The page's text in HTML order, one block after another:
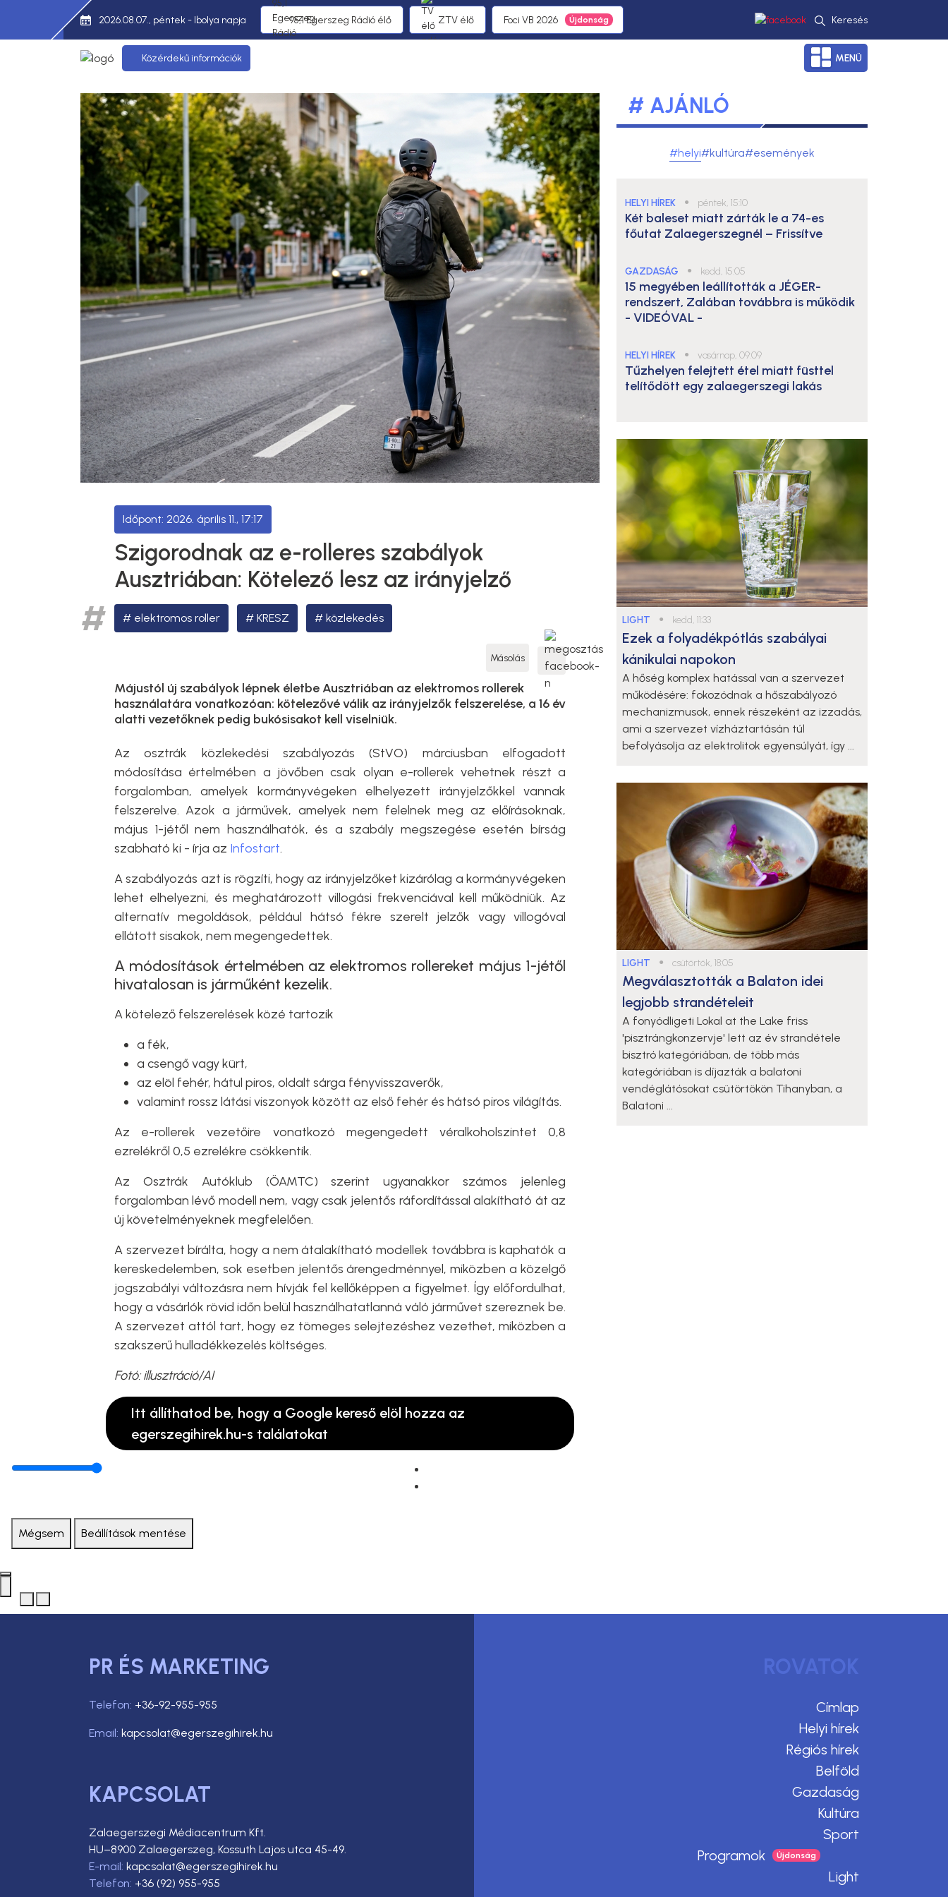
2026.08.07., péntek - Ibolya napja 95,1 Egerszeg Rádió élő ZTV élő Foci VB 2026 Keresés
Közérdekű információk MENÜ
2026. április 11., 17:17
Szigorodnak az e-rolleres szabályok
Ausztriában: Kötelező lesz az irányjelző
elektromos roller KRESZ közlekedés
Másolás
Májustól új szabályok lépnek életbe Ausztriában az elektromos rollerek
használatára vonatkozóan: kötelezővé válik az irányjelzők felszerelése, a 16 év
alatti vezetőknek pedig bukósisakot kell viselniük.
Az osztrák közlekedési szabályozás (StVO) márciusban elfogadott
módosítása értelmében a jövőben csak olyan e-rollerek vehetnek részt a
forgalomban, amelyek kormányvégeken elhelyezett irányjelzőkkel vannak
felszerelve. Azok a járművek, amelyek nem felelnek meg az előírásoknak,
május 1-jétől nem használhatók, és a szabály megszegése esetén bírság
szabható ki - írja az Infostart.
A szabályozás azt is rögzíti, hogy az irányjelzőket kizárólag a kormányvégeken
lehet elhelyezni, és meghatározott villogási frekvenciával kell működniük. Az
alternatív megoldások, például hátsó fékre szerelt jelzők vagy villogóval
ellátott sisakok, nem megengedettek.
A módosítások értelmében az elektromos rollereket május 1-jétől
hivatalosan is járműként kezelik.
A kötelező felszerelések közé tartozik
a fék,
a csengő vagy kürt,
az elöl fehér, hátul piros, oldalt sárga fényvisszaverők,
valamint rossz látási viszonyok között az első fehér és hátsó piros világítás.
Az e-rollerek vezetőire vonatkozó megengedett véralkoholszintet 0,8
ezrelékről 0,5 ezrelékre csökkentik.
Az Osztrák Autóklub (ÖAMTC) szerint ugyanakkor számos jelenleg
forgalomban lévő modell nem, vagy csak jelentős ráfordítással alakítható át az
új követelményeknek megfelelően.
A szervezet bírálta, hogy a nem átalakítható modellek továbbra is kaphatók a
kereskedelemben, sok esetben jelentős árengedménnyel, miközben a közelgő
jogszabályi változásra nem hívják fel kellőképpen a figyelmet. Így előfordulhat,
hogy a vásárlók rövid időn belül használhatatlanná váló járművet szereznek be.
A szervezet attól tart, hogy ez tömeges selejtezéshez vezethet, miközben a
szakszerű hulladékkezelés költséges.
Fotó: illusztráció/AI
Itt állíthatod be, hogy a Google kereső elöl hozza az
egerszegihirek.hu-s találatokat
# AJÁNLÓ
#helyi#kultúra#események
HELYI HÍREK ● péntek, 15:10
Két baleset miatt zárták le a 74-es
főutat Zalaegerszegnél – Frissítve
GAZDASÁG ● kedd, 15:05
15 megyében leállították a JÉGER-
rendszert, Zalában továbbra is működik
- VIDEÓVAL -
HELYI HÍREK ● vasárnap, 09:09
Tűzhelyen felejtett étel miatt füsttel
telítődött egy zalaegerszegi lakás
LIGHT ● kedd, 11:33
Ezek a folyadékpótlás szabályai
kánikulai napokon
A hőség komplex hatással van a szervezet
működésére: fokozódnak a hőszabályozó
mechanizmusok, ennek részeként az izzadás,
ami a szervezet vízháztartásán túl
befolyásolja az elektrolitok egyensúlyát, így ...
LIGHT ● csütörtök, 18:05
Megválasztották a Balaton idei
legjobb strandételeit
A fonyódligeti Lokal at the Lake friss
'pisztrángkonzervje' lett az év strandétele
bisztró kategóriában, de több más
kategóriában is díjazták a balatoni
vendéglátósokat csütörtökön Tihanyban, a
Balatoni ...
Mégsem Beállítások mentése
PR ÉS MARKETING
Telefon: +36-92-955-955
Email: kapcsolat@egerszegihirek.hu
KAPCSOLAT
Zalaegerszegi Médiacentrum Kft.
HU–8900 Zalaegerszeg, Kossuth Lajos utca 45-49.
E-mail: kapcsolat@egerszegihirek.hu
Telefon: +36 (92) 955-955
ROVATOK
Címlap
Helyi hírek
Régiós hírek
Belföld
Gazdaság
Kultúra
Sport
Programok
Light